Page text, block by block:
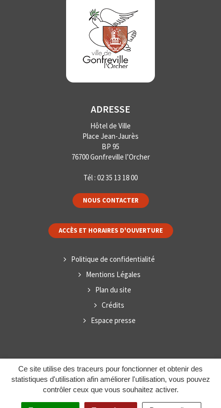
Ce site utilise des traceurs pour fonctionner et obtenir des
statistiques d'utilisation afin améliorer l'utilisation, vous pouvez
contrôler ceux que vous souhaitez activer.
ADRESSE
Hôtel de Ville
Place Jean-Jaurès
BP 95
76700 Gonfreville l’Orcher
Tél : 02 35 13 18 00
NOUS CONTACTER
ACCÈS ET HORAIRES D'OUVERTURE
Politique de confidentialité
Mentions Légales
Plan du site
Crédits
Espace presse